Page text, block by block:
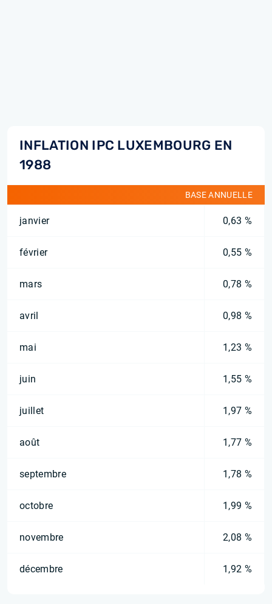
INFLATION IPC LUXEMBOURG EN
1988
BASE ANNUELLE
janvier 0,63 %
février 0,55 %
mars 0,78 %
avril 0,98 %
mai 1,23 %
juin 1,55 %
juillet 1,97 %
août 1,77 %
septembre 1,78 %
octobre 1,99 %
novembre 2,08 %
décembre 1,92 %